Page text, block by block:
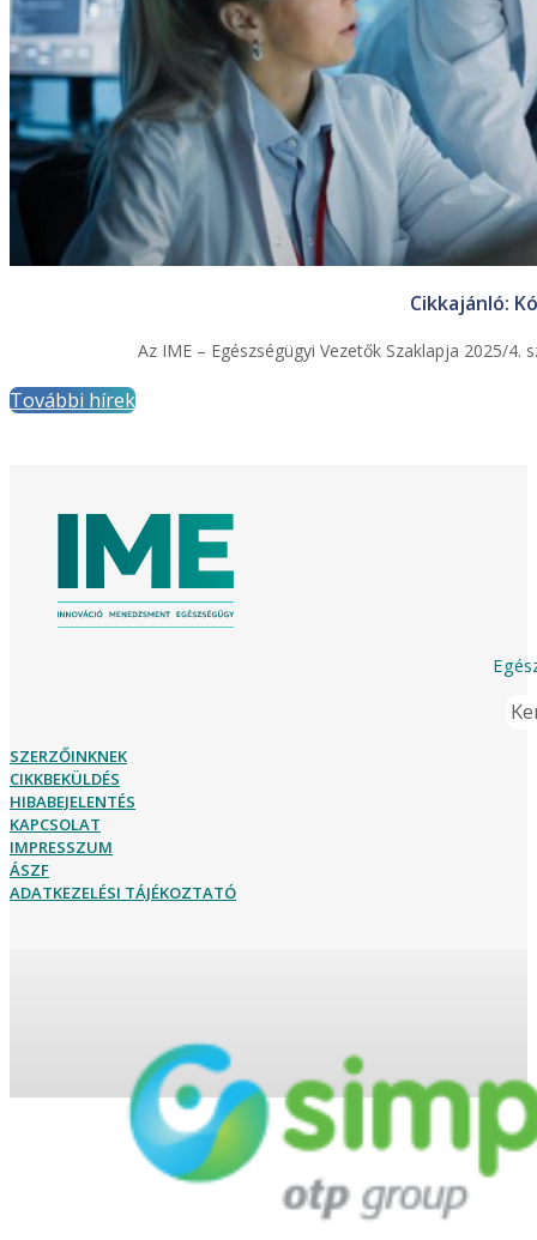
Cikkajánló:
Az IME – Egészségügyi Vezetők Szaklapja 2025/
További hírek
SZERZŐINKNEK
CIKKBEKÜLDÉS
HIBABEJELENTÉS
KAPCSOLAT
IMPRESSZUM
ÁSZF
ADATKEZELÉSI TÁJÉKOZTATÓ